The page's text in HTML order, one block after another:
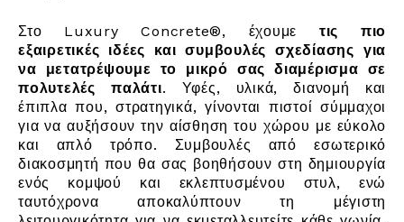
Στο Luxury Concrete®, έχουμε τις πιο
εξαιρετικές ιδέες και συμβουλές σχεδίασης για
να μετατρέψουμε το μικρό σας διαμέρισμα σε
πολυτελές παλάτι. Υφές, υλικά, διανομή και
έπιπλα που, στρατηγικά, γίνονται πιστοί σύμμαχοι
για να αυξήσουν την αίσθηση του χώρου με εύκολο
και απλό τρόπο. Συμβουλές από εσωτερικό
διακοσμητή που θα σας βοηθήσουν στη δημιουργία
ενός κομψού και εκλεπτυσμένου στυλ, ενώ
ταυτόχρονα αποκαλύπτουν τη μέγιστη